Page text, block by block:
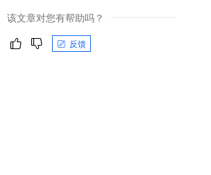
该文章对您有帮助吗？
反馈